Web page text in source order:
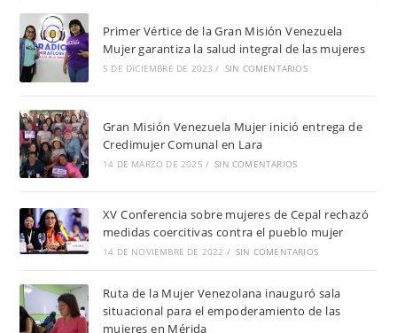
Primer Vértice de la Gran Misión Venezuela
Mujer garantiza la salud integral de las mujeres
5 DE DICIEMBRE DE 2023 / SIN COMENTARIOS
Gran Misión Venezuela Mujer inició entrega de
Credimujer Comunal en Lara
14 DE MARZO DE 2025 / SIN COMENTARIOS
XV Conferencia sobre mujeres de Cepal rechazó
medidas coercitivas contra el pueblo mujer
14 DE NOVIEMBRE DE 2022 / SIN COMENTARIOS
Ruta de la Mujer Venezolana inauguró sala
situacional para el empoderamiento de las
mujeres en Mérida